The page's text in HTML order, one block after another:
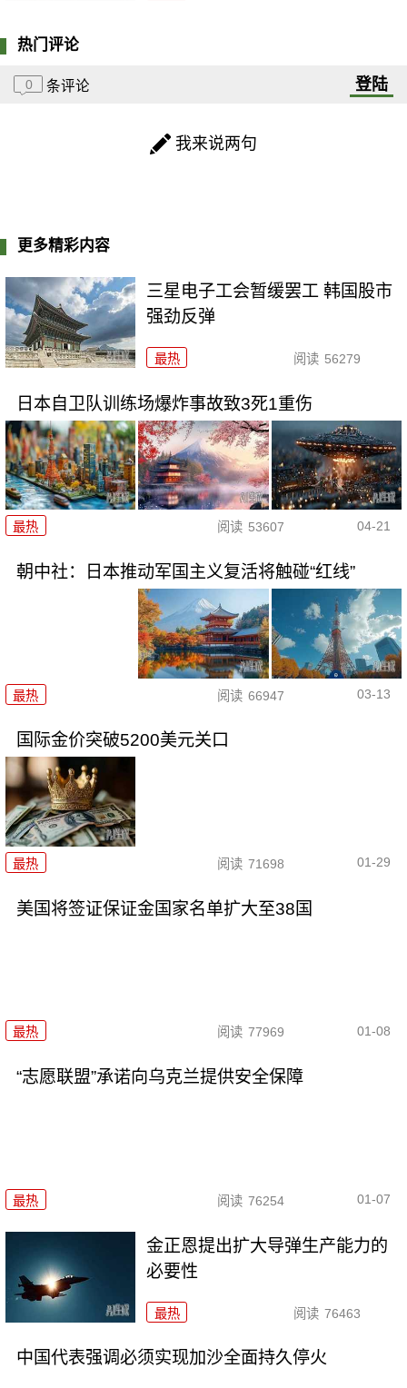
热门评论
0 条评论 登陆
我来说两句
更多精彩内容
三星电子工会暂缓罢工 韩国股市
强劲反弹
最热 阅读 56279
日本自卫队训练场爆炸事故致3死1重伤
最热 阅读 53607 04-21
朝中社：日本推动军国主义复活将触碰“红线”
最热 阅读 66947 03-13
国际金价突破5200美元关口
最热 阅读 71698 01-29
美国将签证保证金国家名单扩大至38国
最热 阅读 77969 01-08
“志愿联盟”承诺向乌克兰提供安全保障
最热 阅读 76254 01-07
金正恩提出扩大导弹生产能力的
必要性
最热 阅读 76463
中国代表强调必须实现加沙全面持久停火